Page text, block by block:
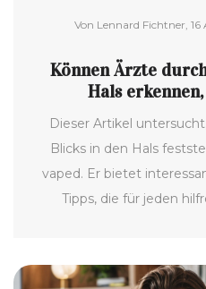
Von Lennard Fichtner,
Können Ärzte
Hals
Dieser Artikel
Blicks in den Hals
vaped. Er bietet
Tipps, die für jeden
und Einsichten zu